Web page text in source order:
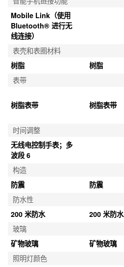
Mobile Link（使用
Bluetooth® 进行无
线连接）
表壳和表圈材料
树脂
树脂
表带
树脂表带 树脂表带
时间调整
无线电控制手表；多
波段 6
构造
防震
防震
防水性
200 米防水
200 米防水
玻璃
矿物玻璃
矿物玻璃
照明灯颜色